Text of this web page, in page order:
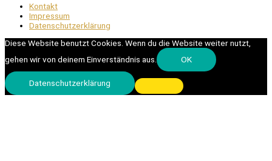
Kontakt
Impressum
Datenschutzerklärung
Diese Website benutzt Cookies. Wenn du die Website weiter nutzt,
gehen wir von deinem Einverständnis aus.
OK
Datenschutzerklärung